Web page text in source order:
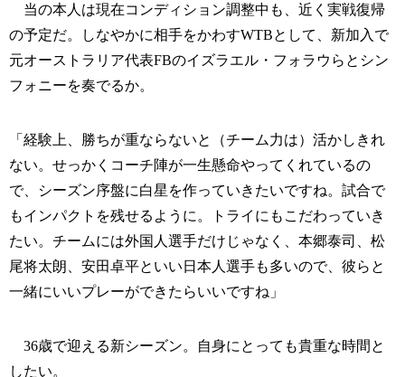
当の本人は現在コンディション調整中も、近く実戦復帰
の予定だ。しなやかに相手をかわすWTBとして、新加入で
元オーストラリア代表FBのイズラエル・フォラウらとシン
フォニーを奏でるか。
「経験上、勝ちが重ならないと（チーム力は）活かしきれ
ない。せっかくコーチ陣が一生懸命やってくれているの
で、シーズン序盤に白星を作っていきたいですね。試合で
もインパクトを残せるように。トライにもこだわっていき
たい。チームには外国人選手だけじゃなく、本郷泰司、松
尾将太朗、安田卓平といい日本人選手も多いので、彼らと
一緒にいいプレーができたらいいですね」
36歳で迎える新シーズン。自身にとっても貴重な時間と
したい。